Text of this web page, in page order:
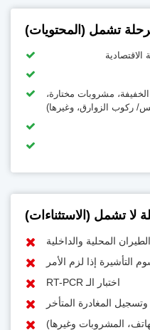
تشمل (المحتويات)
مشروبات مختارة،
وغيرها)
(الاستثناءات)
والداخلية
إذا لزم الأمر
اختبار الـ RT-PCR
المتأخر
وغيرها)